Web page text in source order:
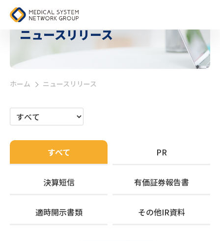
ニュースリリース
ホーム >
ニュースリリース
すべて PR
決算短信 有価証券報告書
適時開示書類 その他IR資料